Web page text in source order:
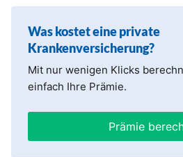
Was kostet eine private
Krankenversicherung?
Mit nur wenigen Klicks
einfach Ihre Prämie.
Prämie